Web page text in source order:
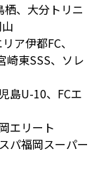
、大分トリニ
ア伊都FC、
崎東SSS、ソレ
島U-10、FCエ
エリート
パ福岡スーパー